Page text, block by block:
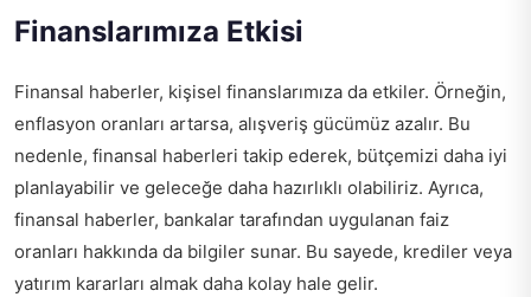
Finanslarımıza Etkisi
Finansal haberler, kişisel finanslarımıza da etkiler. Örneğin,
enflasyon oranları artarsa, alışveriş gücümüz azalır. Bu
nedenle, finansal haberleri takip ederek, bütçemizi daha iyi
planlayabilir ve geleceğe daha hazırlıklı olabiliriz. Ayrıca,
finansal haberler, bankalar tarafından uygulanan faiz
oranları hakkında da bilgiler sunar. Bu sayede, krediler veya
yatırım kararları almak daha kolay hale gelir.